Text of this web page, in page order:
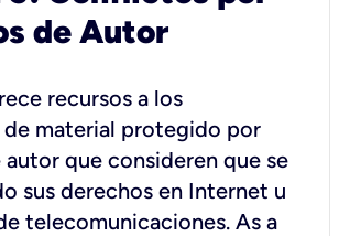
de Autor
recursos a los
material protegido por
que consideren que se
sus derechos en Internet u
telecomunicaciones. As a